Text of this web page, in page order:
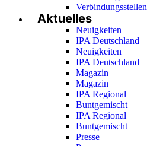
Verbindungsstellen
Aktuelles
Neuigkeiten
IPA Deutschland
Neuigkeiten
IPA Deutschland
Magazin
Magazin
IPA Regional
Buntgemischt
IPA Regional
Buntgemischt
Presse